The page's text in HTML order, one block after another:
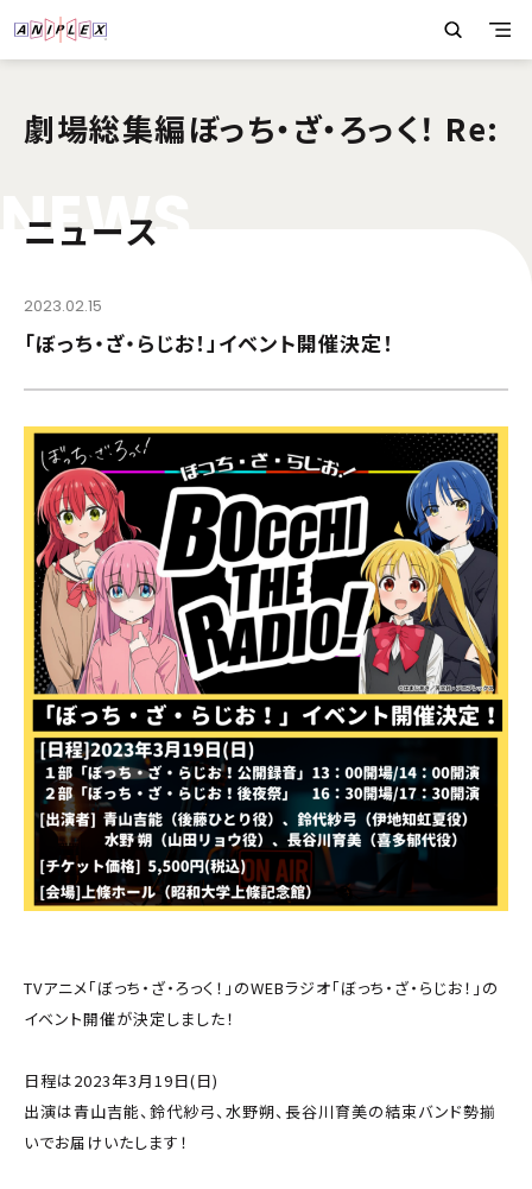
劇場総集編ぼっち・ざ・ろっく！ Re:
NEWS
ニュース
2023.02.15
「ぼっち・ざ・らじお！」イベント開催決定！
TVアニメ「ぼっち・ざ・ろっく！」のWEBラジオ「ぼっち・ざ・らじお！」の
イベント開催が決定しました！
日程は2023年3月19日(日)
出演は青山吉能、鈴代紗弓、水野朔、長谷川育美の結束バンド勢揃
いでお届けいたします！